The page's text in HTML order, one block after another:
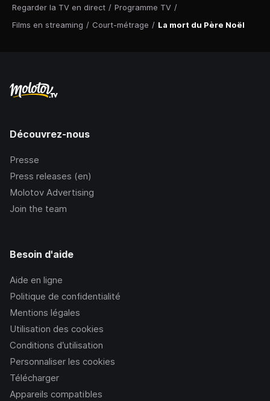
Regarder la TV en direct / Programme TV /
Films en streaming / Court-métrage / La mort du Père Noël
Découvrez-nous
Presse
Press releases (en)
Molotov Advertising
Join the team
Besoin d'aide
Aide en ligne
Politique de confidentialité
Mentions légales
Utilisation des cookies
Conditions d’utilisation
Personnaliser les cookies
Télécharger
Appareils compatibles